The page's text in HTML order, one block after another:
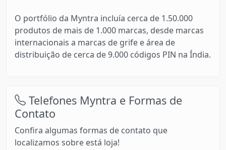
O portfólio da Myntra incluía cerca de 1.50.000
produtos de mais de 1.000 marcas, desde marcas
internacionais a marcas de grife e área de
distribuição de cerca de 9.000 códigos PIN na Índia.
Telefones Myntra e Formas de
Contato
Confira algumas formas de contato que
localizamos sobre está loja!